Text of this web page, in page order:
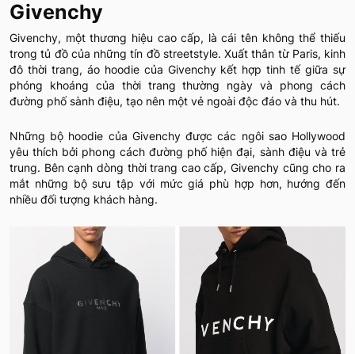
Givenchy
Givenchy, một thương hiệu cao cấp, là cái tên không thể thiếu
trong tủ đồ của những tín đồ streetstyle. Xuất thân từ Paris, kinh
đô thời trang, áo hoodie của Givenchy kết hợp tinh tế giữa sự
phóng khoáng của thời trang thường ngày và phong cách
đường phố sành điệu, tạo nên một vẻ ngoài độc đáo và thu hút.
Những bộ hoodie của Givenchy được các ngôi sao Hollywood
yêu thích bởi phong cách đường phố hiện đại, sành điệu và trẻ
trung. Bên cạnh dòng thời trang cao cấp, Givenchy cũng cho ra
mắt những bộ sưu tập với mức giá phù hợp hơn, hướng đến
nhiều đối tượng khách hàng.